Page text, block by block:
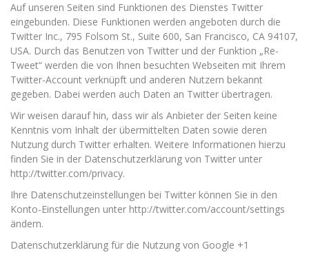
Auf unseren Seiten sind Funktionen des Dienstes Twitter
eingebunden. Diese Funktionen werden angeboten durch die
Twitter Inc., 795 Folsom St., Suite 600, San Francisco, CA 94107,
USA. Durch das Benutzen von Twitter und der Funktion „Re-
Tweet“ werden die von Ihnen besuchten Webseiten mit Ihrem
Twitter-Account verknüpft und anderen Nutzern bekannt
gegeben. Dabei werden auch Daten an Twitter übertragen.
Wir weisen darauf hin, dass wir als Anbieter der Seiten keine
Kenntnis vom Inhalt der übermittelten Daten sowie deren
Nutzung durch Twitter erhalten. Weitere Informationen hierzu
finden Sie in der Datenschutzerklärung von Twitter unter
http://twitter.com/privacy.
Ihre Datenschutzeinstellungen bei Twitter können Sie in den
Konto-Einstellungen unter http://twitter.com/account/settings
ändern.
Datenschutzerklärung für die Nutzung von Google +1